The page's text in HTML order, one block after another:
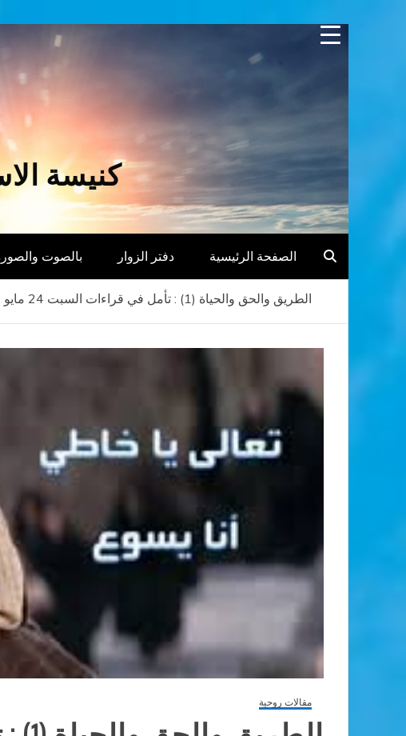
Skip
كنيسة
الصفحة الرئيسية دفتر الزوار بالصوت
الطريق والحق والحياة (1) : تأمل في قراءات السبت 24 مايو 2014 الموافق 29 بشنس 1730
مقالات روحية